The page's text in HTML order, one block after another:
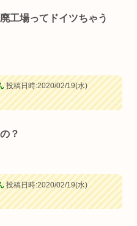
工場ってドイツちゃう
投稿日時:2020/02/19(水)
？
投稿日時:2020/02/19(水)